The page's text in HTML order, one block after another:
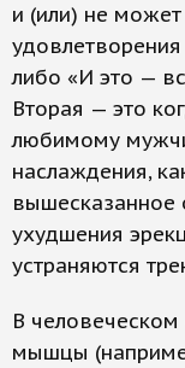
и (или) не может
либо «И это —
Вторая — это
любимому
наслаждения,
вышесказанное
ухудшения
устраняются
В человеческом
мышцы